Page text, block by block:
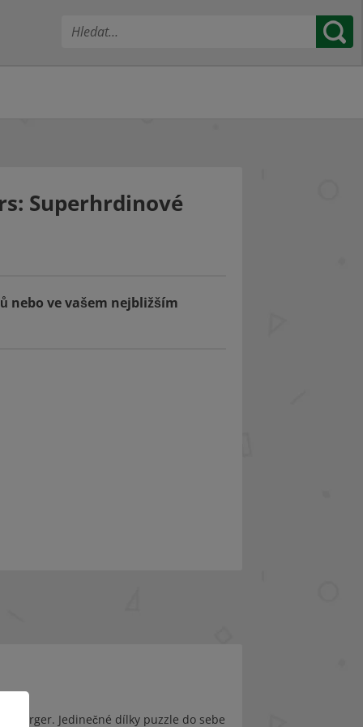
Superhrdinové
nebo ve vašem nejbližším
Jedinečné dílky puzzle do sebe